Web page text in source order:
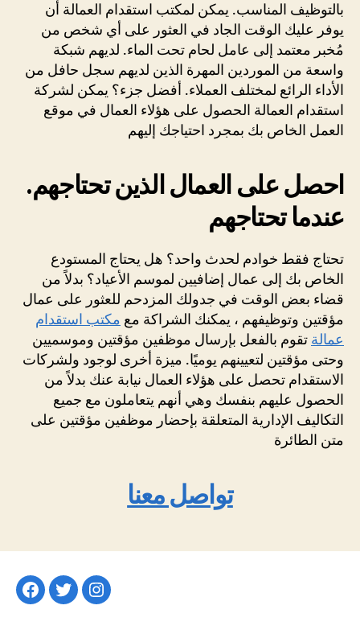
بالتوظيف المناسب. يمكن لمكتب استقدام العمالة أن
يوفر عليك الوقت الجاد في العثور على أي شخص من
مُخبر معتمد إلى عامل لحام تحت الماء. لديهم شبكة
واسعة من الموردين المهرة الذين لديهم سجل حافل من
الأداء الرائع لمختلف العملاء. أفضل جزء؟ يمكن لشركة
استقدام العمالة الحصول على هؤلاء العمال في موقع
العمل الخاص بك بمجرد احتياجك إليهم
.احصل على العمال الذين تحتاجهم
عندما تحتاجهم
تحتاج فقط خوادم لحدث واحد؟ هل يحتاج المستودع
الخاص بك إلى عمال إضافيين لموسم الأعياد؟ بدلاً من
قضاء بعض الوقت في جدولك المزدحم للعثور على عمال
مؤقتين وتوظيفهم ، يمكنك الشراكة مع مكتب استقدام
عمالة تقوم بالفعل بإرسال موظفين مؤقتين وموسميين
وحتى مؤقتين لتعيينهم يوميًا. ميزة أخرى لوجود ولشركات
الاستقدام تحصل على هؤلاء العمال نيابة عنك بدلاً من
الحصول عليهم بنفسك وهي أنهم يتعاملون مع جميع
التكاليف الإدارية المتعلقة بإحضار موظفين مؤقتين على
متن الطائرة
تواصل معنا
Facebook
TwitterInstagram